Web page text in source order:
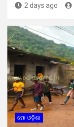
2 days ago
ମୋ ଓଡ଼ିଶା